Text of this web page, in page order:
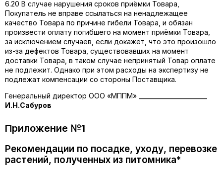
6.20 В случае нарушения сроков приёмки Товара,
Покупатель не вправе ссылаться на ненадлежащее
качество Товара по причине гибели Товара, и обязан
произвести оплату погибшего на момент приёмки Товара,
за исключением случаев, если докажет, что это произошло
из-за дефектов Товара, существовавших на момент
доставки Товара, в таком случае непринятый Товар оплате
не подлежит. Однако при этом расходы на экспертизу не
подлежат компенсации со стороны Поставщика.
Генеральный директор ООО «МППМ» _______________________
И.Н.Сабуров
Приложение №1
Рекомендации по посадке, уходу, перевозке
растений, полученных из питомника*